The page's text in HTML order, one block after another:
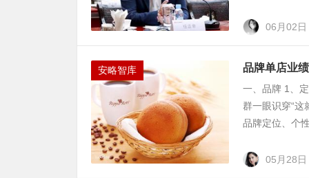
06月02日
安略智库 品牌单店业
一、品牌 1、
群一眼识穿“这
品牌定位、个
05月28日